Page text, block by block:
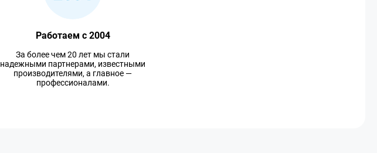
Работаем с 2004
За более чем 20 лет мы стали
надежными партнерами, известными
производителями, а главное —
профессионалами.